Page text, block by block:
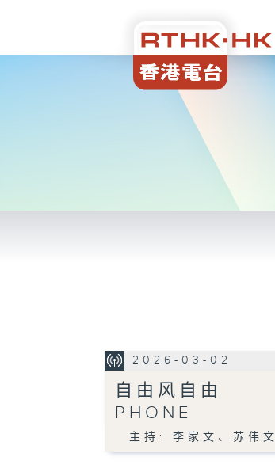
2026-03-02
自由风自由
PHONE
主持: 李家文、苏伟文